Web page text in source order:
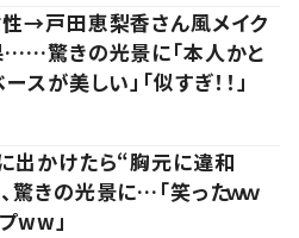
→戸田恵梨香さん風メイク
……驚きの光景に「本人かと
スが美しい」「似すぎ！！」
出かけたら“胸元に違和
きの光景に…「笑ったｗｗ
ww」